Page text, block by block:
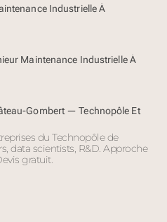
Industrielle À
Maintenance Industrielle À
Gombert — Technopôle Et
du Technopôle de
data scientists, R&D. Approche
gratuit.